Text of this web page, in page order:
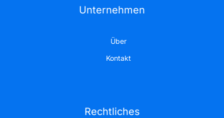
Unternehmen
Über
Kontakt
Rechtliches